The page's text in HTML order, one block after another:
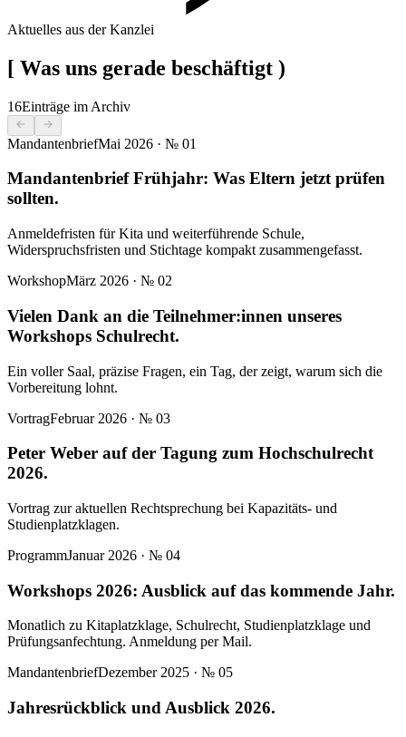
Aktuelles aus der Kanzlei
[ Was uns gerade beschäftigt )
16Einträge im Archiv
MandantenbriefMai 2026 · № 01
Mandantenbrief Frühjahr: Was Eltern jetzt prüfen
sollten.
Anmeldefristen für Kita und weiterführende Schule,
Widerspruchsfristen und Stichtage kompakt zusammengefasst.
WorkshopMärz 2026 · № 02
Vielen Dank an die Teilnehmer:innen unseres
Workshops Schulrecht.
Ein voller Saal, präzise Fragen, ein Tag, der zeigt, warum sich die
Vorbereitung lohnt.
VortragFebruar 2026 · № 03
Peter Weber auf der Tagung zum Hochschulrecht
2026.
Vortrag zur aktuellen Rechtsprechung bei Kapazitäts- und
Studienplatzklagen.
ProgrammJanuar 2026 · № 04
Workshops 2026: Ausblick auf das kommende Jahr.
Monatlich zu Kitaplatzklage, Schulrecht, Studienplatzklage und
Prüfungsanfechtung. Anmeldung per Mail.
MandantenbriefDezember 2025 · № 05
Jahresrückblick und Ausblick 2026.